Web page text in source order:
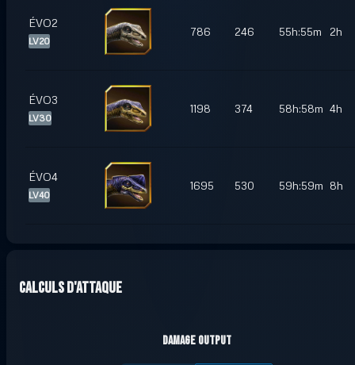
ÉVO2
LV20
786 246 55h:55m 2h
ÉVO3
LV30
1198 374 58h:58m 4h
ÉVO4
LV40
1695 530 59h:59m 8h
Calculs d'attaque
Damage Output